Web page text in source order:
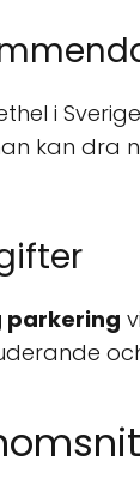
i
kan dra
parkering